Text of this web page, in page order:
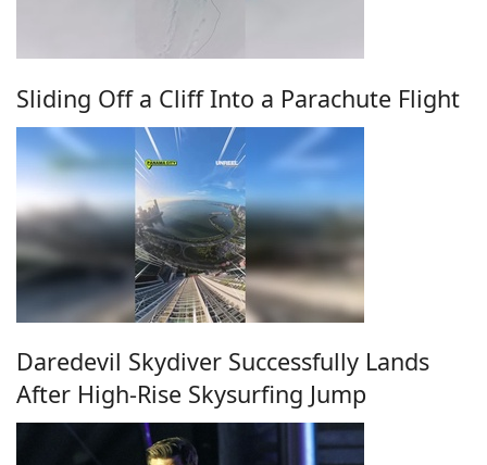
Sliding Off a Cliff Into a Parachute Flight
Daredevil Skydiver Successfully Lands
After High-Rise Skysurfing Jump